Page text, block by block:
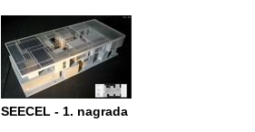
SEECEL - 1. nagrada